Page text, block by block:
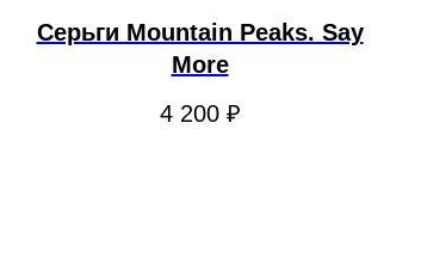
Серьги Mountain Peaks. Say
More
4 200 ₽